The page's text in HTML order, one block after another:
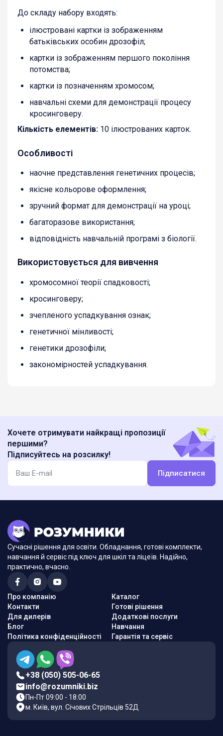
До складу набору входять:
ілюстровані картки із зображенням
батьківських особин дрозофіл;
картки із зображенням першого покоління
потомства;
картки із позначенням хромосом;
навчальні схеми для демонстрації процесу
кросинговеру.
Кількість елементів: 10 ілюстрованих карток.
Особливості
наочне представлення генетичних процесів;
якісне кольорове оформлення;
зручний формат для демонстрації на уроці;
багаторазове використання;
відповідність навчальній програмі з біології.
Використовується для вивчення
хромосомної теорії спадковості;
кросинговеру;
зчепленого успадкування ознак;
генетичної мінливості;
генетики дрозофіли;
закономірностей успадкування.
Хочете отримувати найкращі пропозиції
першими?
Підписуйтесь на розсилку!
Підписатися
Сучасні рішення для освіти. Обладнання, готові комплекти,
навчання й сервіс під ключ для шкіл та ліцеїв. Надійно,
практично, вчасно.
Про компанію
Контакти
Для дилерів
Блог
Політика конфіденційності
Каталог
Готові рішення
Додаткові послуги
Навчання
Гарантія та сервіс
+38 (050) 505-06-65
info@rozumniki.biz
Пн-Пт 09:00 - 18:00
м. Київ, вул. Січових Стрільців 52Д